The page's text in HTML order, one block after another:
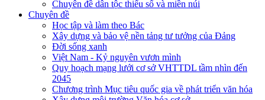
Chuyên đề dân tộc thiểu số và miền núi
Chuyên đề
Học tập và làm theo Bác
Xây dựng và bảo vệ nền tảng tư tưởng của Đảng
Đời sống xanh
Việt Nam - Kỷ nguyên vươn mình
Quy hoạch mạng lưới cơ sở VHTTDL tầm nhìn đến
2045
Chương trình Mục tiêu quốc gia về phát triển văn hóa